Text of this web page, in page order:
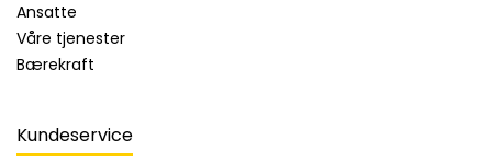
Ansatte
Våre tjenester
Bærekraft
Kundeservice